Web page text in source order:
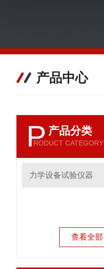
产品中心
P 产品分类
RODUCT CATEGORY
力学设备试验仪器
查看全部